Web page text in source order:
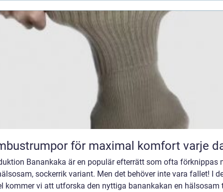
för maximal komfort varje
Banankaka är en populär efterrätt som ofta förknippas
sockerrik variant. Men det behöver inte vara fallet! I
kommer vi att utforska den nyttiga banankakan en hälsosam